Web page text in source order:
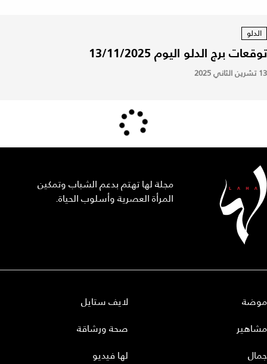
الدلو
توقعات برج الدلو اليوم 13/11/2025
13 تشرين الثاني 2025
مجلة لها تهتم بدعم الشباب وتمكين
المرأة العصرية وأسلوب الحياة.
موضة
مشاهير
جمال
لايف ستايل
صحة ورشاقة
لها فيديو